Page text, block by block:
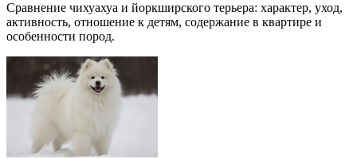
Сравнение чихуахуа и йоркширского терьера: характер, уход,
активность, отношение к детям, содержание в квартире и
особенности пород.